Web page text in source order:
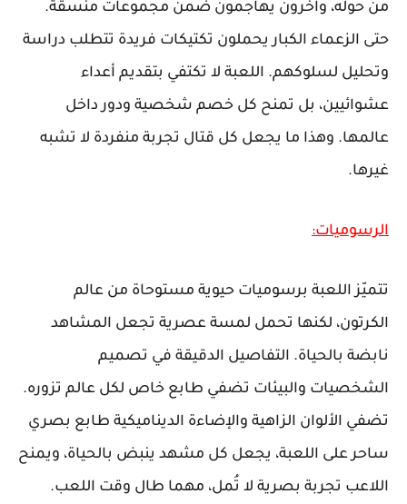
من حوله، وآخرون يهاجمون ضمن مجموعات منسقة.
حتى الزعماء الكبار يحملون تكتيكات فريدة تتطلب دراسة
وتحليل لسلوكهم. اللعبة لا تكتفي بتقديم أعداء
عشوائيين، بل تمنح كل خصم شخصية ودور داخل
عالمها. وهذا ما يجعل كل قتال تجربة منفردة لا تشبه
غيرها.
الرسوميات:
تتميّز اللعبة برسوميات حيوية مستوحاة من عالم
الكرتون، لكنها تحمل لمسة عصرية تجعل المشاهد
نابضة بالحياة. التفاصيل الدقيقة في تصميم
الشخصيات والبيئات تضفي طابع خاص لكل عالم تزوره.
تضفي الألوان الزاهية والإضاءة الديناميكية طابع بصري
ساحر على اللعبة، يجعل كل مشهد ينبض بالحياة، ويمنح
اللاعب تجربة بصرية لا تُمل، مهما طال وقت اللعب.